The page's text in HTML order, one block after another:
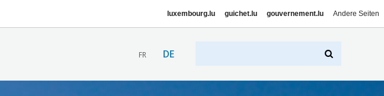
luxembourg.lu guichet.lu gouvernement.lu Andere Seiten
FR DE